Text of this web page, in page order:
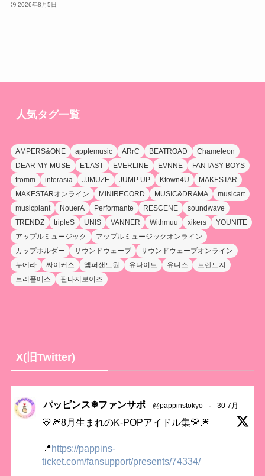
2026年8月5日
人気タグ一覧
AMPERS&ONE applemusic ARrC BEATROAD
Chameleon
DEAR MY MUSE
E'LAST EVERLINE EVNNE
FANTASY BOYS
fromm
interasia JJMUZE JUMP UP Ktown4U
MAKESTAR
MAKESTARオンライン
MINIRECORD MUSIC&DRAMA
musicart
musicplant
NouerA Performante RESCENE
soundwave
TRENDZ
tripleS UNIS VANNER Withmuu xikers
YOUNITE
アップルミュージック
アップルミュージックオンライン
カップホルダー
サウンドウェーブ
サウンドウェーブオンライン
누에라
싸이커스 앰퍼샌드원 유나이트 유니스
트렌드지
트리플에스
판타지보이즈
X(旧Twitter)
パッピンス❄ファンサポ @pappinstokyo · 30 7月
💛🎆8月生まれのK-POPアイドル集💛🎆
📍 https://pappins-
ticket.com/fansupport/presents/74334/